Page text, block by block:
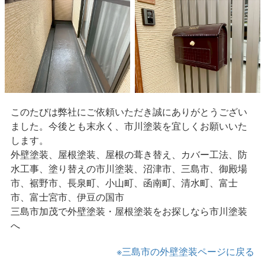
このたびは弊社にご依頼いただき誠にありがとうござい
ました。今後とも末永く、市川塗装を宜しくお願いいた
します。
外壁塗装、屋根塗装、屋根の葺き替え、カバー工法、防
水工事、塗り替えの市川塗装、沼津市、三島市、御殿場
市、裾野市、長泉町、小山町、函南町、清水町、富士
市、富士宮市、伊豆の国市
三島市加茂で外壁塗装・屋根塗装をお探しなら市川塗装
へ
※三島市の外壁塗装ページに戻る